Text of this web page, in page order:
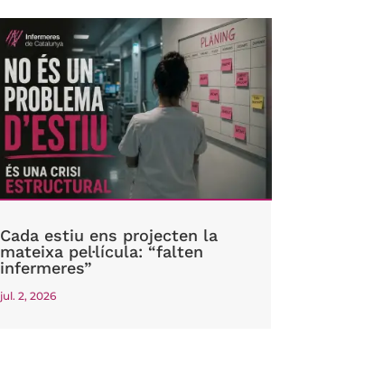
Cada estiu ens projecten la
mateixa pel·lícula: “falten
infermeres”
jul. 2, 2026